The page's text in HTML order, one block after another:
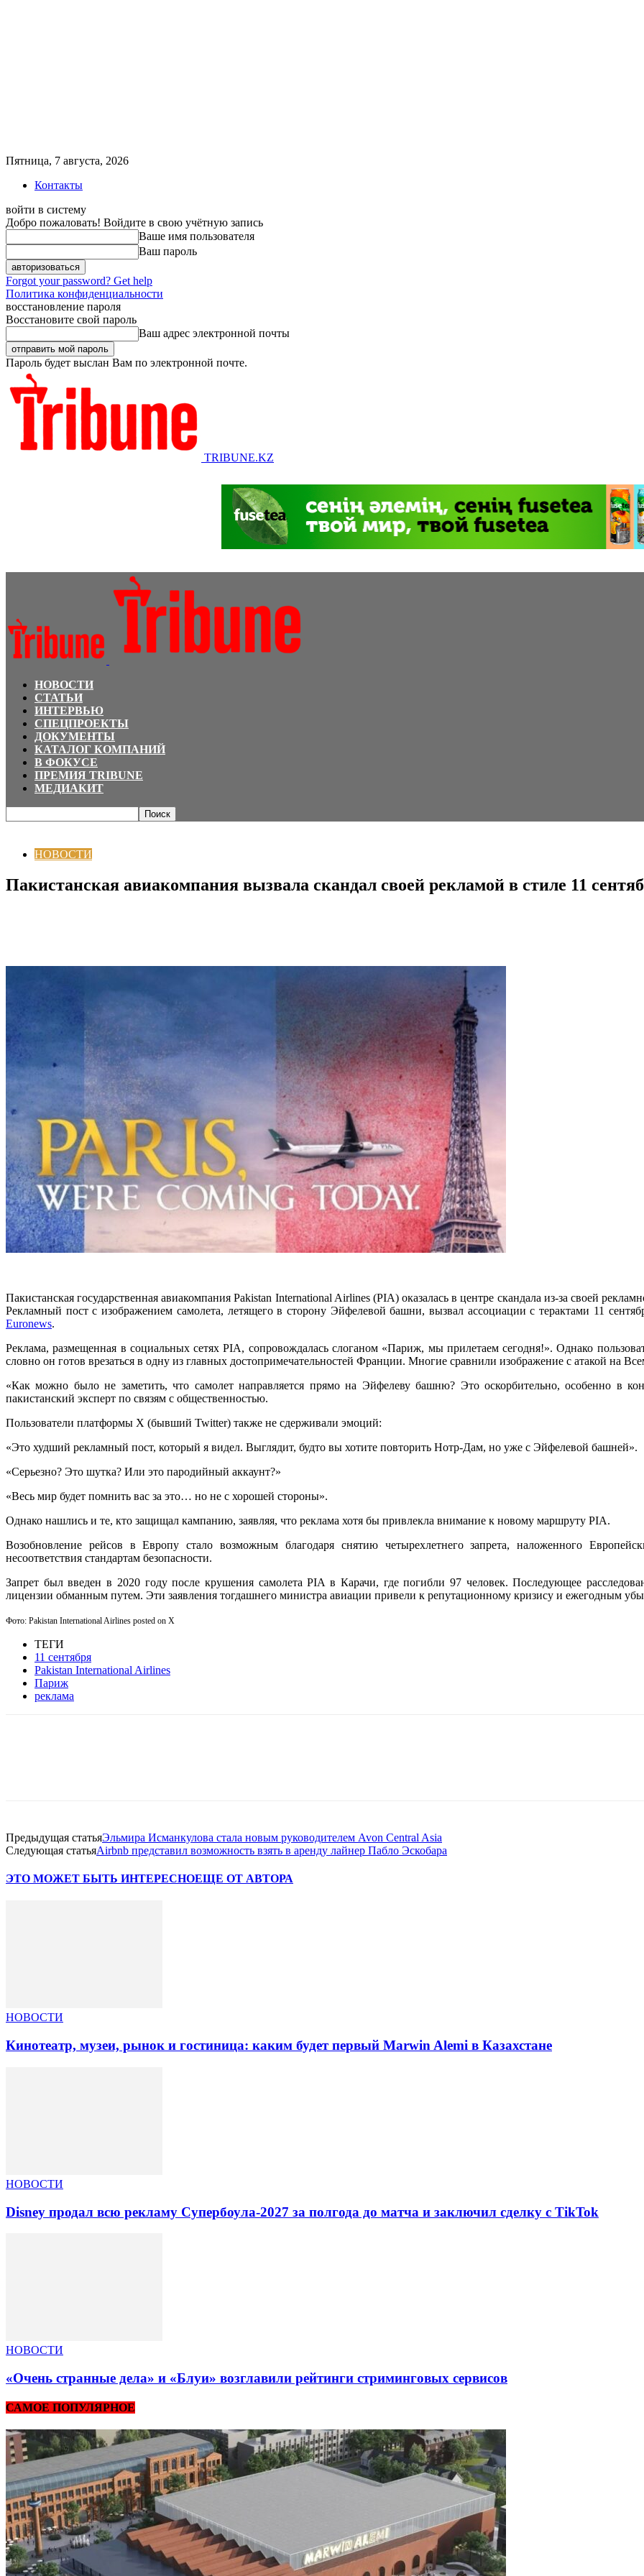
Пятница, 7 августа, 2026
Контакты
войти в систему
Добро пожаловать! Войдите в свою учётную запись
Ваше имя пользователя
Ваш пароль
Forgot your password? Get help
Политика конфиденциальности
восстановление пароля
Восстановите свой пароль
Ваш адрес электронной почты
Пароль будет выслан Вам по электронной почте.
TRIBUNE.KZ
НОВОСТИ
СТАТЬИ
ИНТЕРВЬЮ
СПЕЦПРОЕКТЫ
ДОКУМЕНТЫ
КАТАЛОГ КОМПАНИЙ
В ФОКУСЕ
ПРЕМИЯ TRIBUNE
МЕДИАКИТ
НОВОСТИ
Пакистанская авиакомпания вызвала скандал своей рекламой в стиле 11
Пакистанская государственная авиакомпания Pakistan International Airlines (PIA) оказалась в центре скандала из-за своей
Рекламный пост с изображением самолета, летящего в сторону Эйфелевой башни, вызвал ассоциации с терактами 11
Euronews.
Реклама, размещенная в социальных сетях PIA, сопровождалась слоганом «Париж, мы прилетаем сегодня!». Однако
словно он готов врезаться в одну из главных достопримечательностей Франции. Многие сравнили изображение с атакой на
«Как можно было не заметить, что самолет направляется прямо на Эйфелеву башню? Это оскорбительно, особенно в
пакистанский эксперт по связям с общественностью.
Пользователи платформы X (бывший Twitter) также не сдерживали эмоций:
«Это худший рекламный пост, который я видел. Выглядит, будто вы хотите повторить Нотр-Дам, но уже с Эйфелевой башней».
«Серьезно? Это шутка? Или это пародийный аккаунт?»
«Весь мир будет помнить вас за это… но не с хорошей стороны».
Однако нашлись и те, кто защищал кампанию, заявляя, что реклама хотя бы привлекла внимание к новому маршруту PIA.
Возобновление рейсов в Европу стало возможным благодаря снятию четырехлетнего запрета, наложенного
несоответствия стандартам безопасности.
Запрет был введен в 2020 году после крушения самолета PIA в Карачи, где погибли 97 человек. Последующее
лицензии обманным путем. Эти заявления тогдашнего министра авиации привели к репутационному кризису и ежегодным
Фото: Pakistan International Airlines posted on X
ТЕГИ
11 сентября
Pakistan International Airlines
Париж
реклама
Предыдущая статьяЭльмира Исманкулова стала новым руководителем Avon Central Asia
Следующая статьяAirbnb представил возможность взять в аренду лайнер Пабло Эскобара
ЭТО МОЖЕТ БЫТЬ ИНТЕРЕСНОЕЩЕ ОТ АВТОРА
НОВОСТИ
Кинотеатр, музеи, рынок и гостиница: каким будет первый Marwin Alemi в Казахстане
НОВОСТИ
Disney продал всю рекламу Супербоула-2027 за полгода до матча и заключил сделку с TikTok
НОВОСТИ
«Очень странные дела» и «Блуи» возглавили рейтинги стриминговых сервисов
САМОЕ ПОПУЛЯРНОЕ